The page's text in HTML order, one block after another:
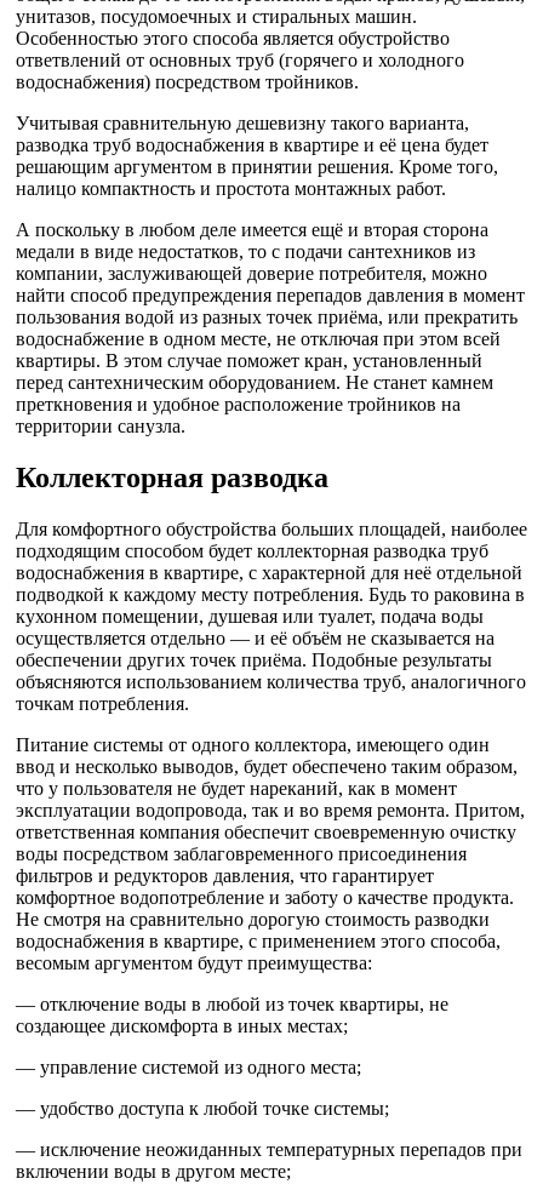
унитазов, посудомоечных и стиральных машин.
Особенностью этого способа является обустройство
ответвлений от основных труб (горячего и холодного
водоснабжения) посредством тройников.
Учитывая сравнительную дешевизну такого варианта,
разводка труб водоснабжения в квартире и её цена будет
решающим аргументом в принятии решения. Кроме того,
налицо компактность и простота монтажных работ.
А поскольку в любом деле имеется ещё и вторая сторона
медали в виде недостатков, то с подачи сантехников из
компании, заслуживающей доверие потребителя, можно
найти способ предупреждения перепадов давления в момент
пользования водой из разных точек приёма, или прекратить
водоснабжение в одном месте, не отключая при этом всей
квартиры. В этом случае поможет кран, установленный
перед сантехническим оборудованием. Не станет камнем
преткновения и удобное расположение тройников на
территории санузла.
Коллекторная разводка
Для комфортного обустройства больших площадей, наиболее
подходящим способом будет коллекторная разводка труб
водоснабжения в квартире, с характерной для неё отдельной
подводкой к каждому месту потребления. Будь то раковина в
кухонном помещении, душевая или туалет, подача воды
осуществляется отдельно — и её объём не сказывается на
обеспечении других точек приёма. Подобные результаты
объясняются использованием количества труб, аналогичного
точкам потребления.
Питание системы от одного коллектора, имеющего один
ввод и несколько выводов, будет обеспечено таким образом,
что у пользователя не будет нареканий, как в момент
эксплуатации водопровода, так и во время ремонта. Притом,
ответственная компания обеспечит своевременную очистку
воды посредством заблаговременного присоединения
фильтров и редукторов давления, что гарантирует
комфортное водопотребление и заботу о качестве продукта.
Не смотря на сравнительно дорогую стоимость разводки
водоснабжения в квартире, с применением этого способа,
весомым аргументом будут преимущества:
— отключение воды в любой из точек квартиры, не
создающее дискомфорта в иных местах;
— управление системой из одного места;
— удобство доступа к любой точке системы;
— исключение неожиданных температурных перепадов при
включении воды в другом месте;